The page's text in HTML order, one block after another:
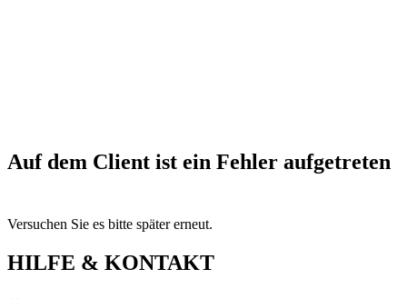
Auf dem Client ist ein Fehler aufgetreten
Versuchen Sie es bitte später erneut.
HILFE & KONTAKT